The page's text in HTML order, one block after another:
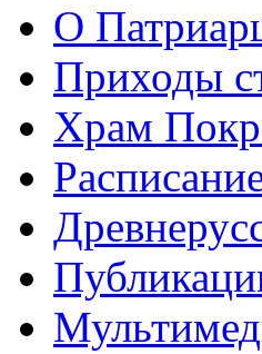
О
Приходы
Храм